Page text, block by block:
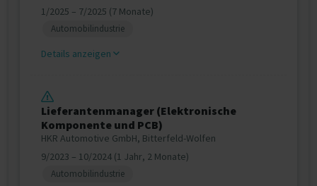
1/2025 – 7/2025 (7 Monate)
Automobilindustrie
Details anzeigen
Lieferantenmanager (Elektronische
Komponente und PCB)
HKR Automotive GmbH, Bitterfeld-Wolfen
9/2023 – 10/2024 (1 Jahr, 2 Monate)
Automobilindustrie